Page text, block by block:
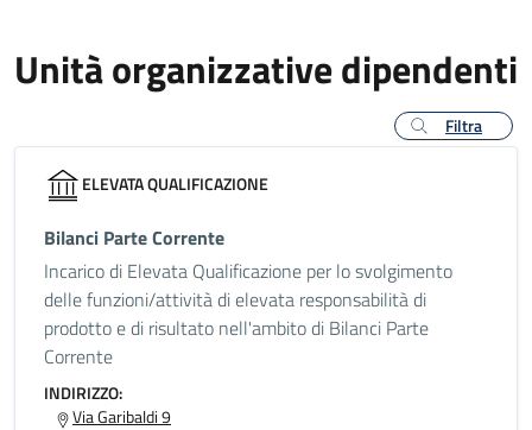
Unità organizzative dipendenti
Filtra
ELEVATA QUALIFICAZIONE
Bilanci Parte Corrente
Incarico di Elevata Qualificazione per lo svolgimento
delle funzioni/attività di elevata responsabilità di
prodotto e di risultato nell'ambito di Bilanci Parte
Corrente
INDIRIZZO:
Via Garibaldi 9